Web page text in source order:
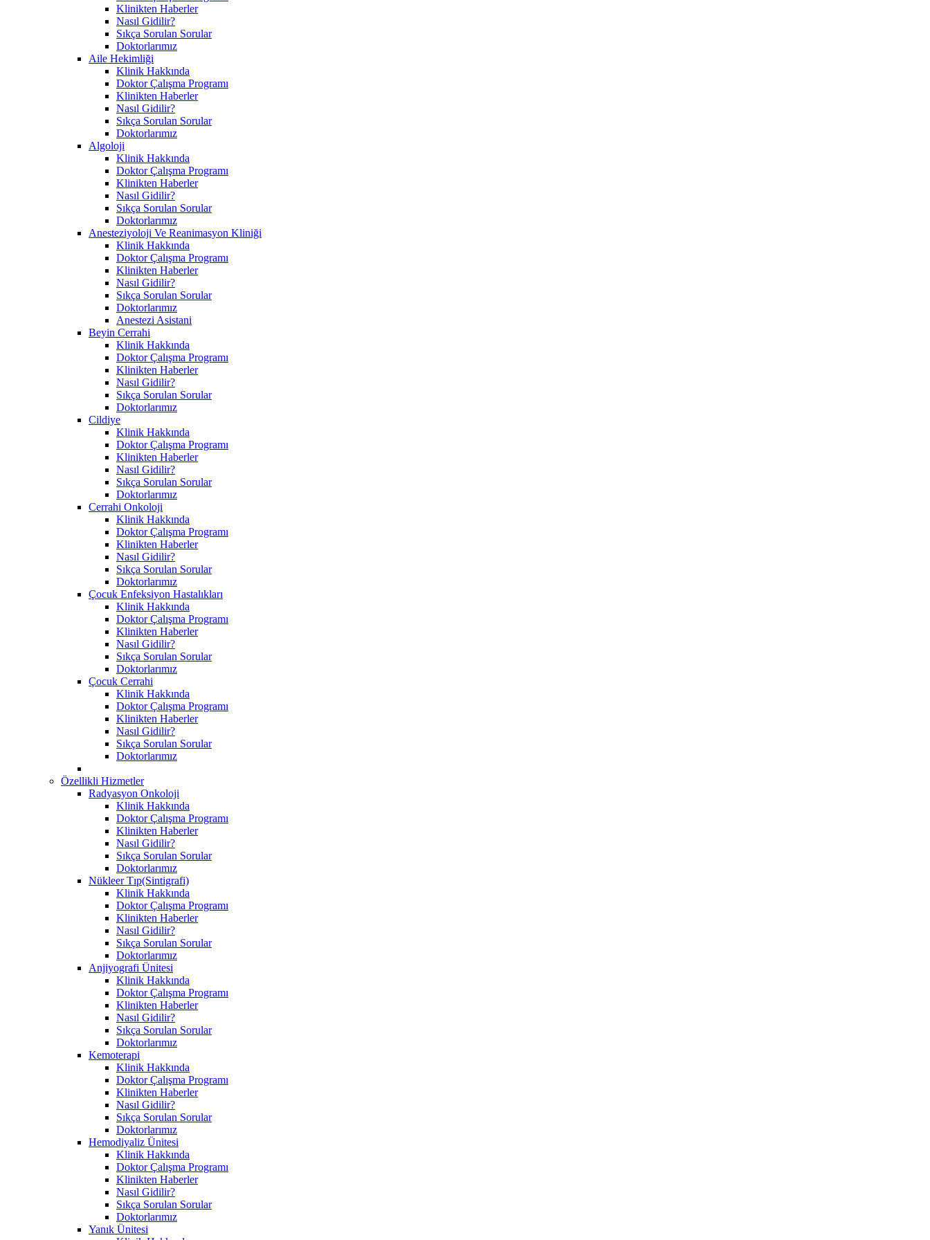
Klinikten Haberler
Nasıl Gidilir?
Sıkça Sorulan Sorular
Doktorlarımız
Aile Hekimliği
Klinik Hakkında
Doktor Çalışma Programı
Klinikten Haberler
Nasıl Gidilir?
Sıkça Sorulan Sorular
Doktorlarımız
Algoloji
Klinik Hakkında
Doktor Çalışma Programı
Klinikten Haberler
Nasıl Gidilir?
Sıkça Sorulan Sorular
Doktorlarımız
Anesteziyoloji Ve Reanimasyon Kliniği
Klinik Hakkında
Doktor Çalışma Programı
Klinikten Haberler
Nasıl Gidilir?
Sıkça Sorulan Sorular
Doktorlarımız
Anestezi Asistani
Beyin Cerrahi
Klinik Hakkında
Doktor Çalışma Programı
Klinikten Haberler
Nasıl Gidilir?
Sıkça Sorulan Sorular
Doktorlarımız
Cildiye
Klinik Hakkında
Doktor Çalışma Programı
Klinikten Haberler
Nasıl Gidilir?
Sıkça Sorulan Sorular
Doktorlarımız
Cerrahi Onkoloji
Klinik Hakkında
Doktor Çalışma Programı
Klinikten Haberler
Nasıl Gidilir?
Sıkça Sorulan Sorular
Doktorlarımız
Çocuk Enfeksiyon Hastalıkları
Klinik Hakkında
Doktor Çalışma Programı
Klinikten Haberler
Nasıl Gidilir?
Sıkça Sorulan Sorular
Doktorlarımız
Çocuk Cerrahi
Klinik Hakkında
Doktor Çalışma Programı
Klinikten Haberler
Nasıl Gidilir?
Sıkça Sorulan Sorular
Doktorlarımız
Özellikli Hizmetler
Radyasyon Onkoloji
Klinik Hakkında
Doktor Çalışma Programı
Klinikten Haberler
Nasıl Gidilir?
Sıkça Sorulan Sorular
Doktorlarımız
Nükleer Tıp(Sintigrafi)
Klinik Hakkında
Doktor Çalışma Programı
Klinikten Haberler
Nasıl Gidilir?
Sıkça Sorulan Sorular
Doktorlarımız
Anjiyografi Ünitesi
Klinik Hakkında
Doktor Çalışma Programı
Klinikten Haberler
Nasıl Gidilir?
Sıkça Sorulan Sorular
Doktorlarımız
Kemoterapi
Klinik Hakkında
Doktor Çalışma Programı
Klinikten Haberler
Nasıl Gidilir?
Sıkça Sorulan Sorular
Doktorlarımız
Hemodiyaliz Ünitesi
Klinik Hakkında
Doktor Çalışma Programı
Klinikten Haberler
Nasıl Gidilir?
Sıkça Sorulan Sorular
Doktorlarımız
Yanık Ünitesi